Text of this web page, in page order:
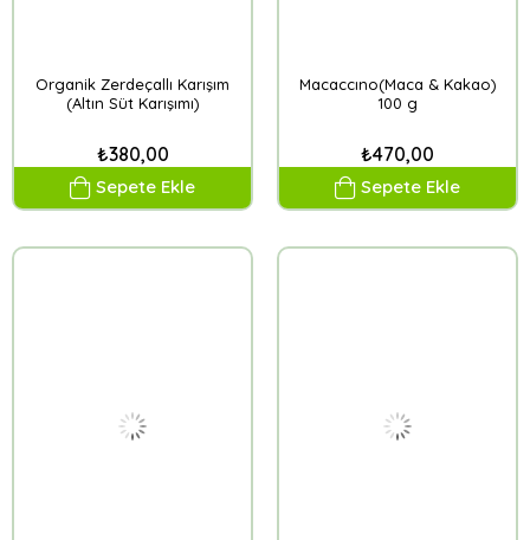
Organik Zerdeçallı Karışım
(Altın Süt Karışımı)
₺380,00
Sepete Ekle
Macaccıno(Maca & Kakao)
100 g
₺470,00
Sepete Ekle